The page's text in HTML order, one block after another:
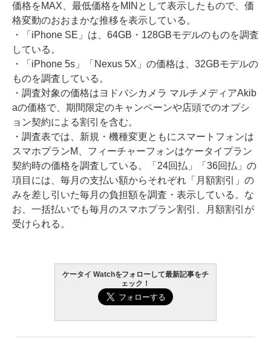
価格をMAX、最低価格をMINとして表示したもので、価
格変動のおおまかな推移を表示している。
・「iPhone SE」は、64GB・128GBモデルのものを調査
している。
・「iPhone 5s」「Nexus 5X」の価格は、32GBモデルの
ものを調査している。
・調査対象の価格はヨドバシカメラ マルチメディアAkib
aの価格で、期間限定のキャンペーンや店頭でのオプシ
ョン契約による割引を含む。
・調査表では、新規・機種変更ともにスマートフォンは
スマホプランM、フィーチャーフォンはケータイプラン
契約時の価格を調査している。「24回払」「36回払」の
項目には、毎月の支払い額からそれぞれ「月額割引」の
みを差し引いた毎月の負担額を調査・表示している。な
お、一括払いでも毎月のスマホプラン割引、月額割引が
受けられる。
ケータイ Watchをフォローして最新記事をチ
ェック！